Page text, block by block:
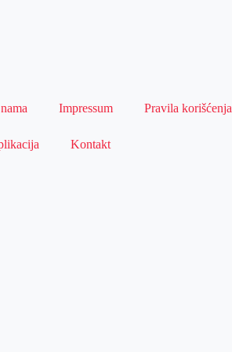
Impressum Pravila korišćenja
Kontakt